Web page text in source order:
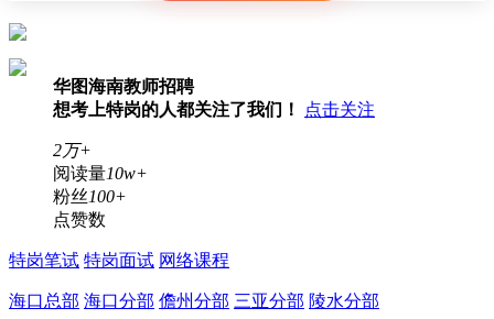
华图海南教师招聘
想考上特岗的人都关注了我们！
点击关注
2万+
阅读量10w+
粉丝100+
点赞数
特岗笔试 特岗面试 网络课程
海口总部 海口分部 儋州分部 三亚分部 陵水分部